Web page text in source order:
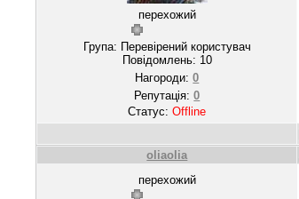
перехожий
Група: Перевірений користувач
Повідомлень: 10
Нагороди:0
Репутація:0
Статус:Offline
oliaolia
перехожий